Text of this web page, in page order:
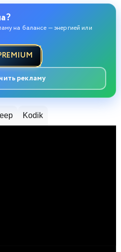
на балансе — энергией или
рекламу
Kodik